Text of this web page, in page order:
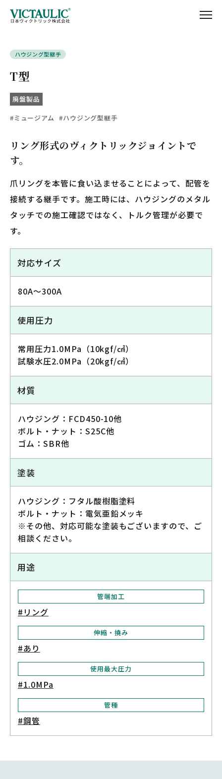
ハウジング型継手
T型
廃盤製品
#ミュージアム
#ハウジング型継手
リング形式のヴィクトリックジョイントで
す。
爪リングを本管に食い込ませることによって、配管を
接続する継手です。施工時には、ハウジングのメタル
タッチでの施工確認ではなく、トルク管理が必要で
す。
対応サイズ
80A～300A
使用圧力
常用圧力1.0MPa（10kgf/㎠）
試験水圧2.0MPa（20kgf/㎠）
材質
ハウジング：FCD450-10他
ボルト・ナット：S25C他
ゴム：SBR他
塗装
ハウジング：フタル酸樹脂塗料
ボルト・ナット：電気亜鉛メッキ
※その他、対応可能な塗装もございますので、ご
相談ください。
用途
管端加工
#リング
伸縮・撓み
#あり
使用最大圧力
#1.0MPa
管種
#鋼管